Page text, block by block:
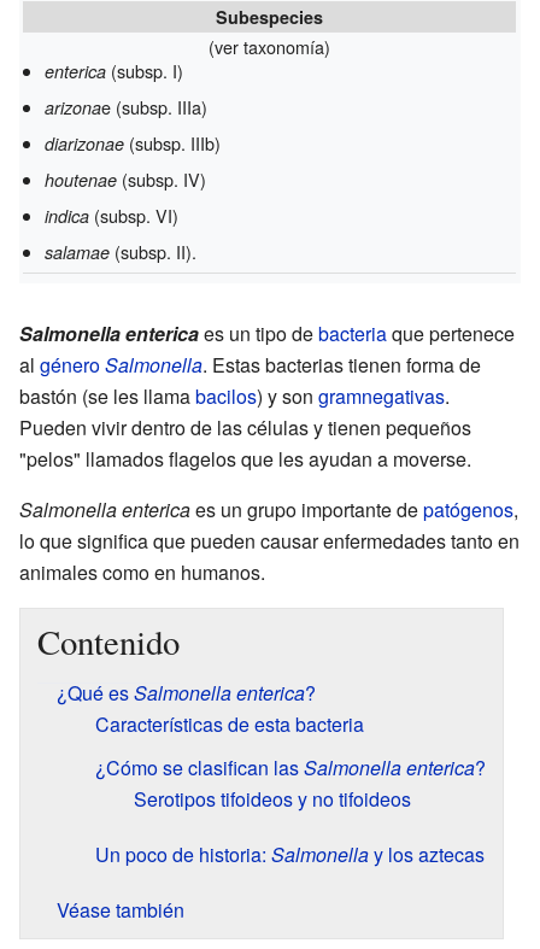
Subespecies
(ver taxonomía)
enterica(subsp. I)
arizonae (subsp. IIIa)
diarizonae(subsp. IIIb)
houtenae(subsp. IV)
indica(subsp. VI)
salamae(subsp. II).
Salmonella entericaes un tipo debacteriaque pertenece
al géneroSalmonella. Estas bacterias tienen forma de
bastón (se les llamabacilos) y son gramnegativas.
Pueden vivir dentro de las células y tienen pequeños
"pelos" llamados flagelos que les ayudan a moverse.
Salmonella entericaes un grupo importante depatógenos,
lo que significa que pueden causar enfermedades tanto en
animales como en humanos.
Contenido
¿Qué esSalmonella enterica?
Características de esta bacteria
¿Cómo se clasifican lasSalmonella enterica?
Serotipos tifoideos y no tifoideos
Un poco de historia: Salmonellay los aztecas
Véase también